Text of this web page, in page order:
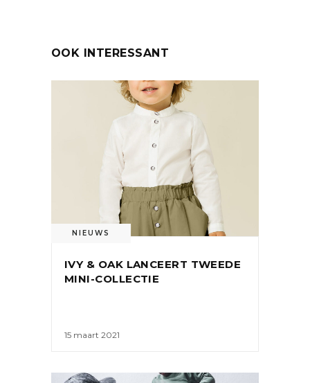
OOK INTERESSANT
NIEUWS
IVY & OAK LANCEERT TWEEDE
MINI-COLLECTIE
15 maart 2021